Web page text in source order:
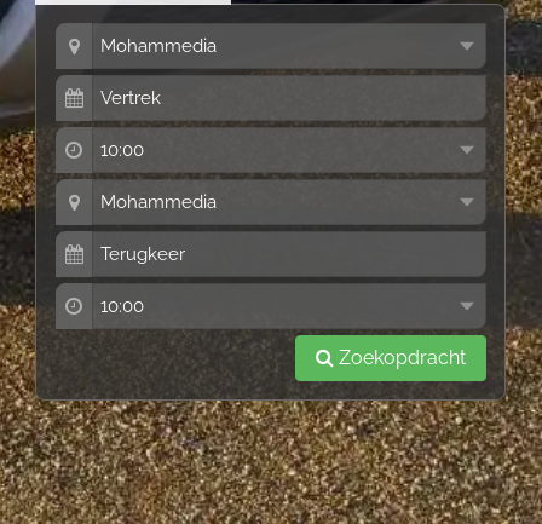
Zoekopdracht